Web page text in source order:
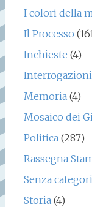
I colori della
Il Processo
Inchieste (4)
Interrogazioni
Memoria (4)
Mosaico dei
Politica (287)
Rassegna
Senza
Storia (4)